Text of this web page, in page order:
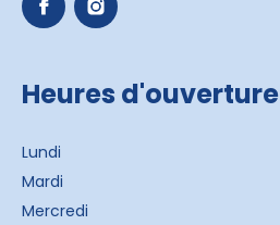
Heures d'ouverture
Lundi
Mardi
Mercredi